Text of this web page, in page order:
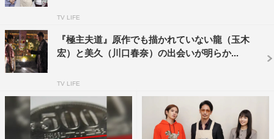
婦の生活は大変だと思います。いつも家をキレイで安全な
ね。
川口さんとは6年ぶりの共演になります。彼女の瞬発力は
前作のときに見させていただいていますし、ふとした瞬間
にパッと熱量が上がる美久の雰囲気は想像できるところが
あります。美久は龍と違いまったく家事ができないです
が、そのできない感じも面白いし、彼女から毎回ラリアッ
TV LIFE
『極主夫道』原作でも描かれていない龍（玉木
宏）と美久（川口春奈）の出会いが明らか...
TV LIFE